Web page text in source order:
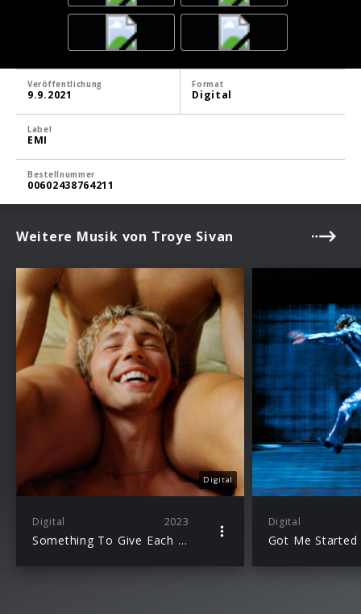
Veröffentlichung
9.9.2021
Format
Digital
Label
EMI
Bestellnummer
00602438764211
Weitere Musik von Troye Sivan
Digital
Digital 2023
Something To Give Each Other
Digital
Got Me Started